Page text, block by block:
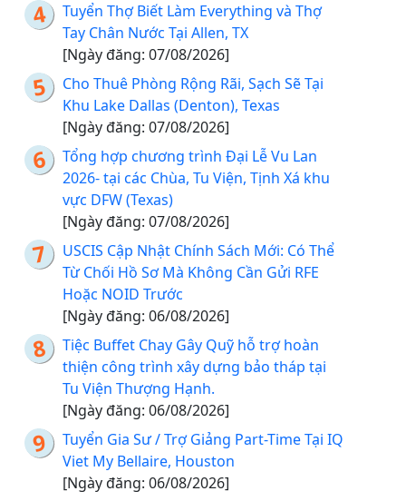
Tuyển Thợ Biết Làm Everything và Thợ
Tay Chân Nước Tại Allen, TX
[Ngày đăng: 07/08/2026]
Cho Thuê Phòng Rộng Rãi, Sạch Sẽ Tại
Khu Lake Dallas (Denton), Texas
[Ngày đăng: 07/08/2026]
Tổng hợp chương trình Đại Lễ Vu Lan
2026- tại các Chùa, Tu Viện, Tịnh Xá khu
vực DFW (Texas)
[Ngày đăng: 07/08/2026]
USCIS Cập Nhật Chính Sách Mới: Có Thể
Từ Chối Hồ Sơ Mà Không Cần Gửi RFE
Hoặc NOID Trước
[Ngày đăng: 06/08/2026]
Tiệc Buffet Chay Gây Quỹ hỗ trợ hoàn
thiện công trình xây dựng bảo tháp tại
Tu Viện Thượng Hạnh.
[Ngày đăng: 06/08/2026]
Tuyển Gia Sư / Trợ Giảng Part-Time Tại IQ
Viet My Bellaire, Houston
[Ngày đăng: 06/08/2026]